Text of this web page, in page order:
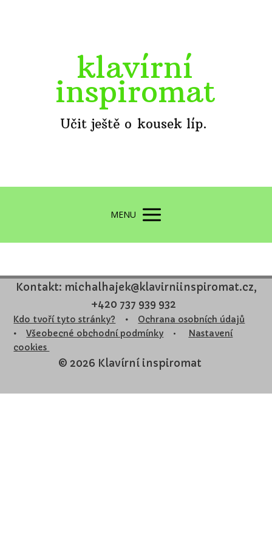
klavírní
inspiromat
Učit ještě o kousek líp.
MENU
Kontakt: michalhajek@klavirniinspiromat.cz,
+420 737 939 932
Kdo tvoří tyto stránky? •
Ochrana osobních údajů
•
Všeobecné obchodní podmínky • Nastavení
cookies
© 2026 Klavírní inspiromat